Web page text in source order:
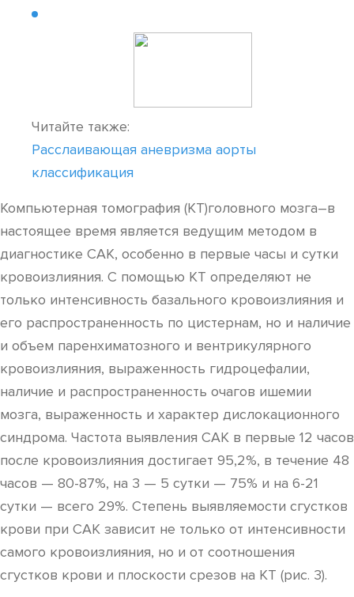
Читайте также:
Расслаивающая аневризма аорты
классификация
Компьютерная томография (КТ)головного мозга–в
настоящее время является ведущим методом в
диагностике САК, особенно в первые часы и сутки
кровоизлияния. С помощью КТ определяют не
только интенсивность базального кровоизлияния и
его распространенность по цистернам, но и наличие
и объем паренхиматозного и вентрикулярного
кровоизлияния, выраженность гидроцефалии,
наличие и распространенность очагов ишемии
мозга, выраженность и характер дислокационного
синдрома. Частота выявления САК в первые 12 часов
после кровоизлияния достигает 95,2%, в течение 48
часов — 80-87%, на 3 — 5 сутки — 75% и на 6-21
сутки — всего 29%. Степень выявляемости сгустков
крови при САК зависит не только от интенсивности
самого кровоизлияния, но и от соотношения
сгустков крови и плоскости срезов на КТ (рис. 3).